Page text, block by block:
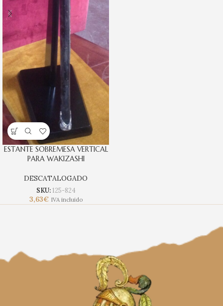
ESTANTE SOBREMESA VERTICAL
PARA WAKIZASHI
DESCATALOGADO
SKU:125-824
3,63€ IVA incluido